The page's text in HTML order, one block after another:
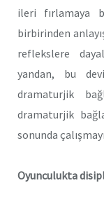
ileri fırlamaya
birbirinden
reflekslere
yandan, bu
dramaturjik
dramaturjik
sonunda
Oyunculukta